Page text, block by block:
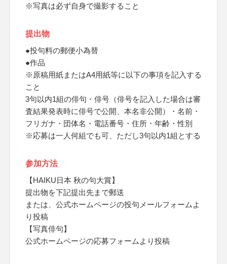
※写真は必ず自身で撮影すること
提出物
●投句料の郵便小為替
●作品
※原稿用紙またはA4用紙等に以下の事項を記入する
こと
3句以内1組の俳句・俳号（俳号を記入した場合は審
査結果発表時に俳号で公開、本名非公開）・名前・
フリガナ・団体名・電話番号・住所・年齢・性別
※応募は一人何組でも可、ただし3句以内1組とする
参加方法
【HAIKU日本 秋の句大賞】
提出物を下記提出先まで郵送
または、公式ホームページの投句メールフォームよ
り投稿
【写真俳句】
公式ホームページの応募フォームより投稿